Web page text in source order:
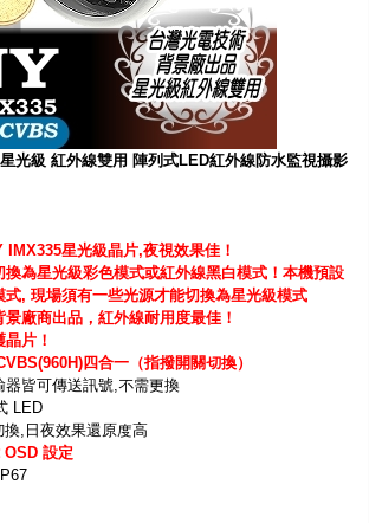
光級 紅外線雙用 陣列式LED紅外線防水監視攝影
IMX335星光級晶片,夜視效果佳！
為星光級彩色模式或紅外線黑白模式！ 本機預設
式, 現場須有一些光源才能切換為星光級模式
廠商出品，紅外線耐用度最佳！
片！
四合一（指撥開關切換）
器皆可傳送訊號,不需更換
LED
換,日夜效果還原度高
OSD 設定